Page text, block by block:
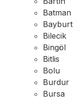
Batman
Bayburt
Bilecik
Bingöl
Bitlis
Bolu
Burdur
Bursa